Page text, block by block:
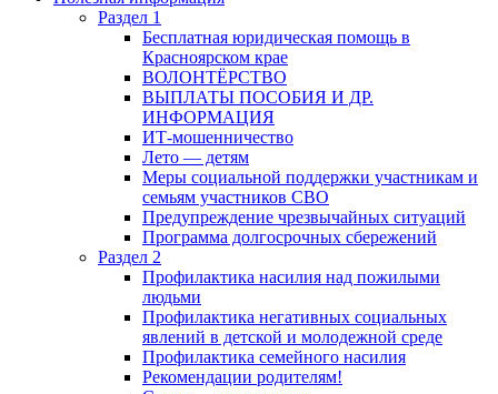
Раздел 1
Бесплатная юридическая помощь в
Красноярском крае
ВОЛОНТЁРСТВО
ВЫПЛАТЫ ПОСОБИЯ И ДР.
ИНФОРМАЦИЯ
ИТ-мошенничество
Лето — детям
Меры социальной поддержки участникам и
семьям участников СВО
Предупреждение чрезвычайных ситуаций
Программа долгосрочных сбережений
Раздел 2
Профилактика насилия над пожилыми
людьми
Профилактика негативных социальных
явлений в детской и молодежной среде
Профилактика семейного насилия
Рекомендации родителям!